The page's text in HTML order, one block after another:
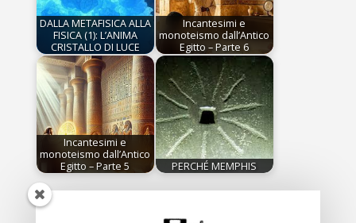
DALLA METAFISICA ALLA
FISICA (1): L’ANIMA
CRISTALLO DI LUCE
Incantesimi e
monoteismo dall’Antico
Egitto – Parte 6
Incantesimi e
monoteismo dall’Antico
Egitto – Parte 5
PERCHÉ MEMPHIS